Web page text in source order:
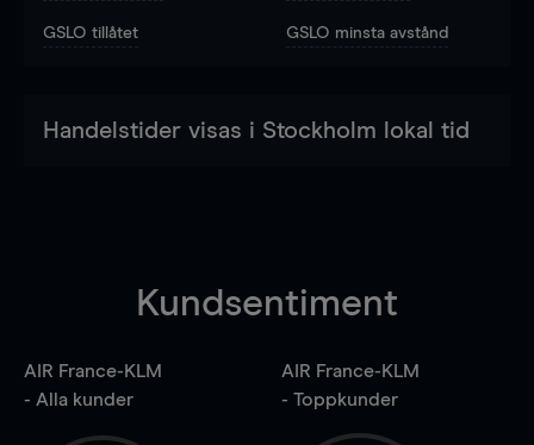
GSLO tillåtet GSLO minsta avstånd
Handelstider visas i Stockholm lokal tid
Kundsentiment
AIR France-KLM
- Alla kunder
AIR France-KLM
- Toppkunder